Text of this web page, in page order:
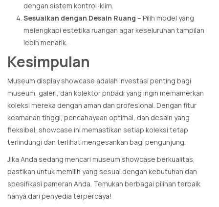
dengan sistem kontrol iklim.
Sesuaikan dengan Desain Ruang – Pilih model yang
melengkapi estetika ruangan agar keseluruhan tampilan
lebih menarik.
Kesimpulan
Museum display showcase adalah investasi penting bagi
museum, galeri, dan kolektor pribadi yang ingin memamerkan
koleksi mereka dengan aman dan profesional. Dengan fitur
keamanan tinggi, pencahayaan optimal, dan desain yang
fleksibel, showcase ini memastikan setiap koleksi tetap
terlindungi dan terlihat mengesankan bagi pengunjung.
Jika Anda sedang mencari museum showcase berkualitas,
pastikan untuk memilih yang sesuai dengan kebutuhan dan
spesifikasi pameran Anda. Temukan berbagai pilihan terbaik
hanya dari penyedia terpercaya!